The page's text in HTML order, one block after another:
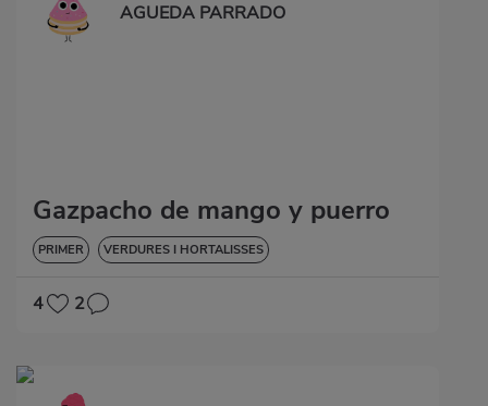
AGUEDA PARRADO
Gazpacho de mango y puerro
PRIMER VERDURES I HORTALISSES
4 2